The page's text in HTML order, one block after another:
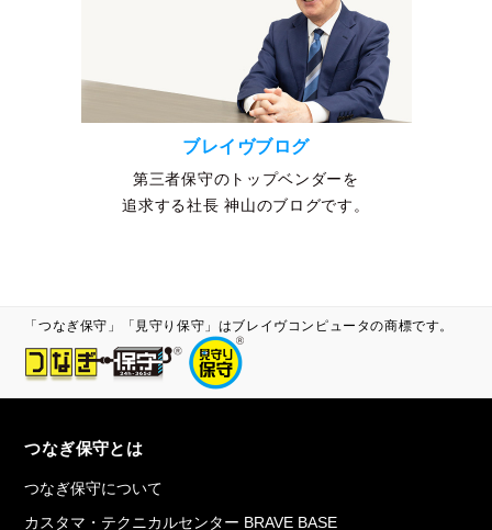
ブレイヴブログ
第三者保守のトップベンダーを
追求する社長 神山のブログです。
「つなぎ保守」「見守り保守」はブレイヴコンピュータの商標です。
つなぎ保守とは
つなぎ保守について
カスタマ・テクニカルセンター BRAVE BASE